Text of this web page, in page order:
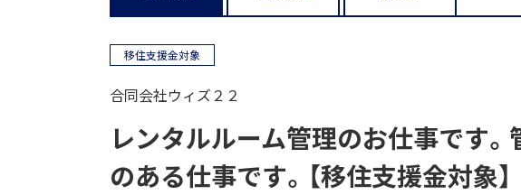
移住支援金対象
合同会社ウィズ２２
レンタルルーム管理のお仕事です
のある仕事です。【移住支援金対象】